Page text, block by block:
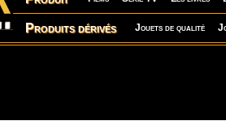
Produits dérivés Jouets de qualité